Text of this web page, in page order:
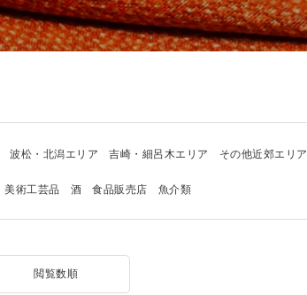
波松・北潟エリア 吉崎・細呂木エリア その他近郊エリア
美術工芸品 酒 食品販売店 魚介類
閲覧数順